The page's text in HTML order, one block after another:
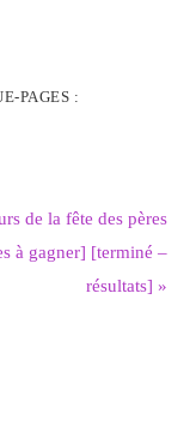
PAGES :
de la fête des pères
à gagner] [terminé –
résultats]»